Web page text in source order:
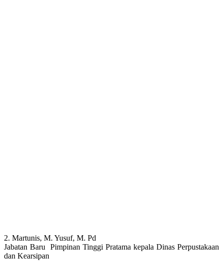
2. Martunis, M. Yusuf, M. Pd
Jabatan Baru Pimpinan Tinggi Pratama kepala Dinas Perpustakaan
dan Kearsipan